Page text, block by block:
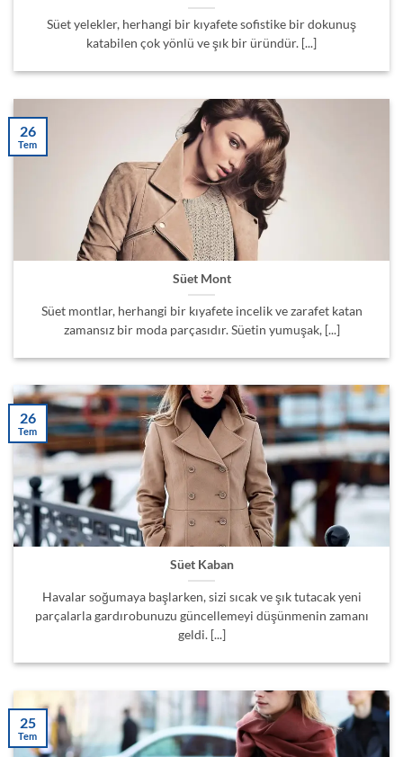
Süet yelekler, herhangi bir kıyafete sofistike bir dokunuş
katabilen çok yönlü ve şık bir üründür. [...]
Süet Mont
Süet montlar, herhangi bir kıyafete incelik ve zarafet katan
zamansız bir moda parçasıdır. Süetin yumuşak, [...]
26
Tem
Süet Kaban
Havalar soğumaya başlarken, sizi sıcak ve şık tutacak yeni
parçalarla gardırobunuzu güncellemeyi düşünmenin zamanı
geldi. [...]
26
Tem
25
Tem